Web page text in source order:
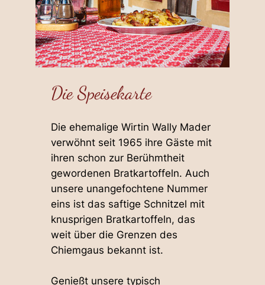
Die Speisekarte
Die ehemalige Wirtin Wally Mader
verwöhnt seit 1965 ihre Gäste mit
ihren schon zur Berühmtheit
gewordenen Bratkartoffeln. Auch
unsere unangefochtene Nummer
eins ist das saftige Schnitzel mit
knusprigen Bratkartoffeln, das
weit über die Grenzen des
Chiemgaus bekannt ist.
Genießt unsere typisch